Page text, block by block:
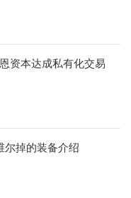
资本达成私有化交易
尔掉的装备介绍